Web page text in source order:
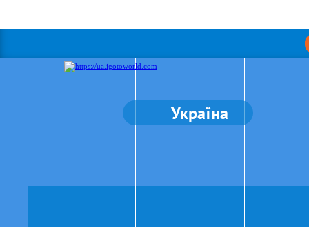
Україна